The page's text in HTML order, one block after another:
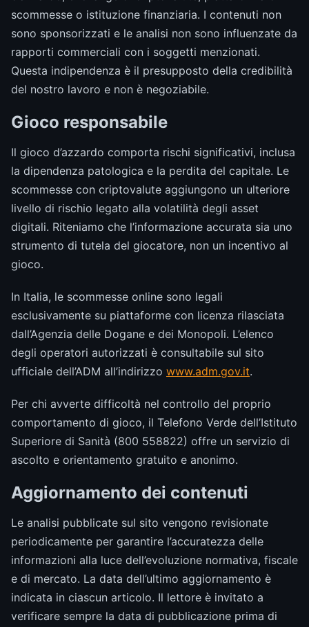
scommesse o istituzione finanziaria. I contenuti non
sono sponsorizzati e le analisi non sono influenzate da
rapporti commerciali con i soggetti menzionati.
Questa indipendenza è il presupposto della credibilità
del nostro lavoro e non è negoziabile.
Gioco responsabile
Il gioco d’azzardo comporta rischi significativi, inclusa
la dipendenza patologica e la perdita del capitale. Le
scommesse con criptovalute aggiungono un ulteriore
livello di rischio legato alla volatilità degli asset
digitali. Riteniamo che l’informazione accurata sia uno
strumento di tutela del giocatore, non un incentivo al
gioco.
In Italia, le scommesse online sono legali
esclusivamente su piattaforme con licenza rilasciata
dall’Agenzia delle Dogane e dei Monopoli. L’elenco
degli operatori autorizzati è consultabile sul sito
ufficiale dell’ADM all’indirizzo www.adm.gov.it.
Per chi avverte difficoltà nel controllo del proprio
comportamento di gioco, il Telefono Verde dell’Istituto
Superiore di Sanità (800 558822) offre un servizio di
ascolto e orientamento gratuito e anonimo.
Aggiornamento dei contenuti
Le analisi pubblicate sul sito vengono revisionate
periodicamente per garantire l’accuratezza delle
informazioni alla luce dell’evoluzione normativa, fiscale
e di mercato. La data dell’ultimo aggiornamento è
indicata in ciascun articolo. Il lettore è invitato a
verificare sempre la data di pubblicazione prima di